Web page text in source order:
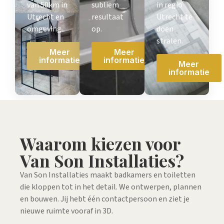
van 50km in
Utrecht en
omgeving.
Meer
informatie
subliem
resultaat
op.
Meer
informatie
in regio
Utrecht te
doen
stralen.
Meer
informatie
Waarom kiezen voor
Van Son Installaties?
Van Son Installaties maakt badkamers en toiletten
die kloppen tot in het detail. We ontwerpen, plannen
en bouwen. Jij hebt één contactpersoon en ziet je
nieuwe ruimte vooraf in 3D.